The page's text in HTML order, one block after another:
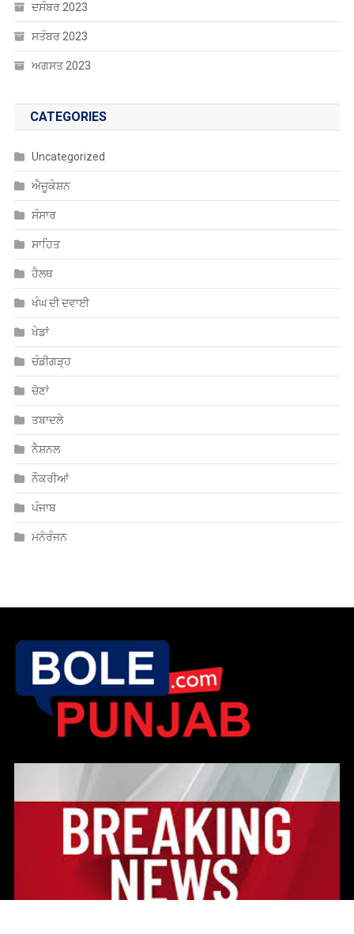
ਦਸੰਬਰ 2023
ਸਤੰਬਰ 2023
ਅਗਸਤ 2023
CATEGORIES
Uncategorized
ਐਜੂਕੇਸ਼ਨ
ਸੰਸਾਰ
ਸਾਹਿਤ
ਹੈਲਥ
ਖੰਘ ਦੀ ਦਵਾਈ
ਖੇਡਾਂ
ਚੰਡੀਗੜ੍ਹ
ਚੋਣਾਂ
ਤਬਾਦਲੇ
ਨੈਸ਼ਨਲ
ਨੌਕਰੀਆਂ
ਪੰਜਾਬ
ਮਨੋਰੰਜਨ